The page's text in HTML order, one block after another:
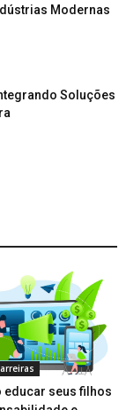
Modernas
Soluções
educar seus filhos